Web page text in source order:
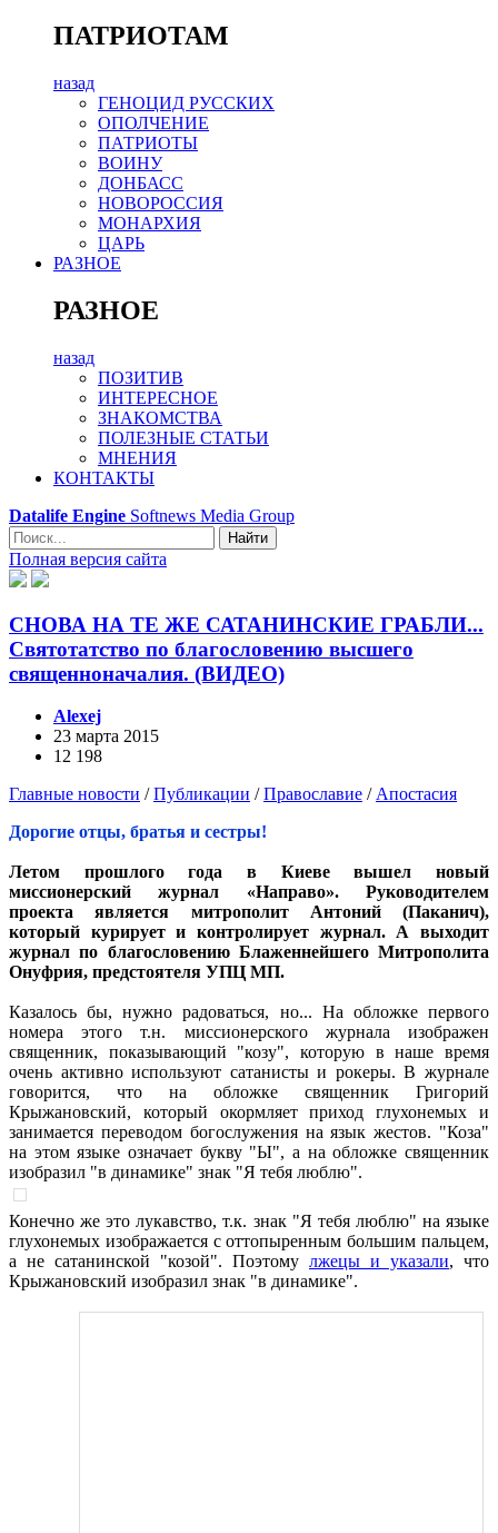
ПАТРИОТАМ
назад
ГЕНОЦИД РУССКИХ
ОПОЛЧЕНИЕ
ПАТРИОТЫ
ВОИНУ
ДОНБАСС
НОВОРОССИЯ
МОНАРХИЯ
ЦАРЬ
РАЗНОЕ
РАЗНОЕ
назад
ПОЗИТИВ
ИНТЕРЕСНОЕ
ЗНАКОМСТВА
ПОЛЕЗНЫЕ СТАТЬИ
МНЕНИЯ
КОНТАКТЫ
Datalife Engine Softnews Media Group
Найти
Полная версия сайта
СНОВА НА ТЕ ЖЕ САТАНИНСКИЕ ГРАБЛИ...
Святотатство по благословению высшего
священноначалия. (ВИДЕО)
Alexej
23 марта 2015
12 198
Главные новости /Публикации /Православие / Апостасия
Дорогие отцы, братья и сестры!
Летом прошлого года в Киеве вышел новый
миссионерский журнал «Направо». Руководителем
проекта является митрополит Антоний (Паканич),
который курирует и контролирует журнал. А выходит
журнал по благословению Блаженнейшего Митрополита
Онуфрия, предстоятеля УПЦ МП.
Казалось бы, нужно радоваться, но... На обложке первого
номера этого т.н. миссионерского журнала изображен
священник, показывающий "козу", которую в наше время
очень активно используют сатанисты и рокеры. В журнале
говорится, что на обложке священник Григорий
Крыжановский, который окормляет приход глухонемых и
занимается переводом богослужения на язык жестов. "Коза"
на этом языке означает букву "Ы", а на обложке священник
изобразил "в динамике" знак "Я тебя люблю".
Конечно же это лукавство, т.к. знак "Я тебя люблю" на языке
глухонемых изображается с оттопыренным большим пальцем,
а не сатанинской "козой". Поэтому лжецы и указали, что
Крыжановский изобразил знак "в динамике".